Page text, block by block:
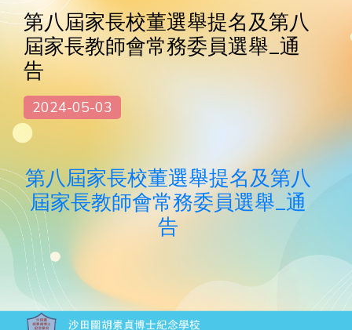
第八屆家長校董選舉提名及第八
屆家長教師會常務委員選舉_通
告
2024-05-03
第八屆家長校董選舉提名及第八
屆家長教師會常務委員選舉_通
告